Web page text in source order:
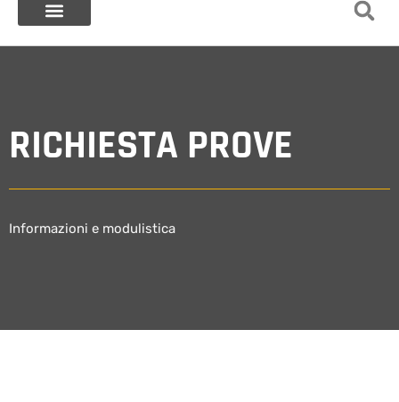
RICHIESTA PROVE
Informazioni e modulistica